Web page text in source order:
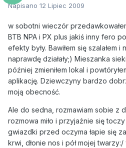
Napisano 12 Lipiec 2009
w sobotni wieczór
BTB NPA i PX plus jakiś inny fero
efekty były. Bawiłem się szalałem i
naprawdę działały;) Mieszanka
później zmieniłem lokal i
aplikację. Dziewczyny bardzo
moją obecność.
Ale do sedna, rozmawiam sobie z
rozmowa miło i przyjaźnie się
gwiazdki przed oczyma łapie się
krwi, dłonie nos i pół mojej